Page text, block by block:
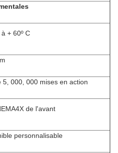
+ 60º C
5, 000, 000 mises en action
de l'avant
personnalisable